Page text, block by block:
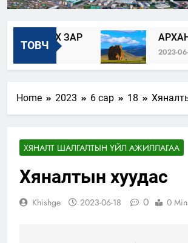
ТОВЧ
ЗАР
2023-06-22
Home 2023 6 сар 18
ХЯНАЛТ ШАЛГАЛТЫН ҮЙЛ АЖИЛЛАГАА
Хяналтын хуудас
Khishge 2023-06-18 0 0